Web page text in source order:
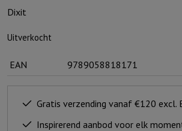
Dixit
Uitverkocht
EAN 9789058818171
Gratis verzending vanaf €120 excl.
Inspirerend aanbod voor elk